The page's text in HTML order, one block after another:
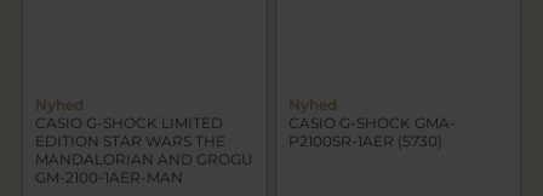
Nyhed
CASIO G-SHOCK LIMITED
EDITION STAR WARS THE
MANDALORIAN AND GROGU
GM-2100-1AER-MAN
Nyhed
CASIO G-SHOCK GMA-
P2100SR-1AER (5730)